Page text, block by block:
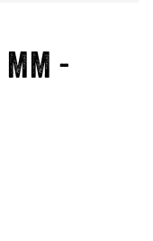
MM -